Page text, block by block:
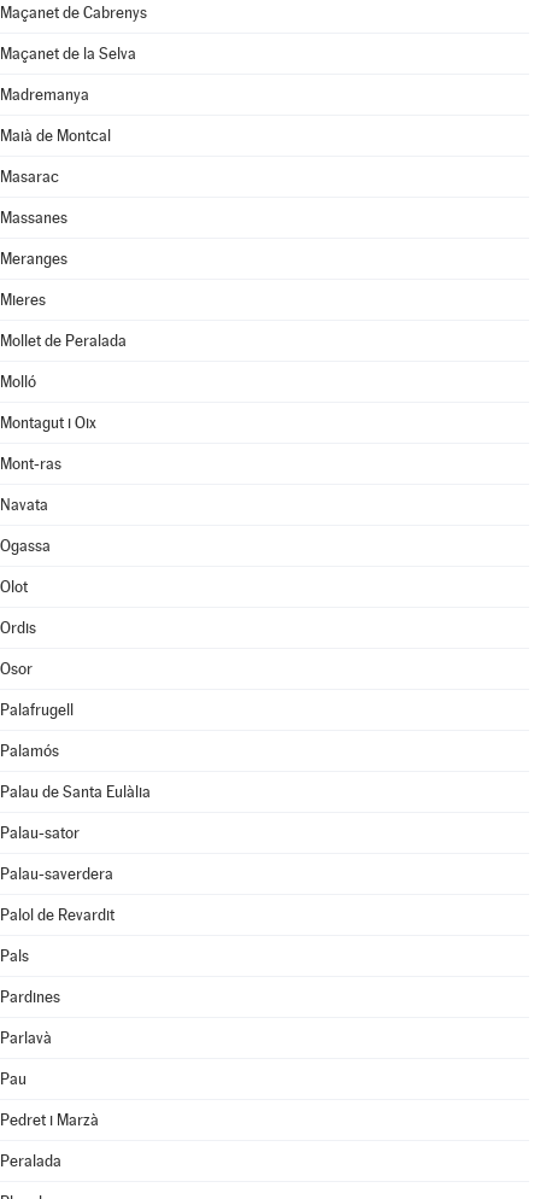
Maçanet de Cabrenys
Maçanet de la Selva
Madremanya
Maià de Montcal
Masarac
Massanes
Meranges
Mieres
Mollet de Peralada
Molló
Montagut i Oix
Mont-ras
Navata
Ogassa
Olot
Ordis
Osor
Palafrugell
Palamós
Palau de Santa Eulàlia
Palau-sator
Palau-saverdera
Palol de Revardit
Pals
Pardines
Parlavà
Pau
Pedret i Marzà
Peralada